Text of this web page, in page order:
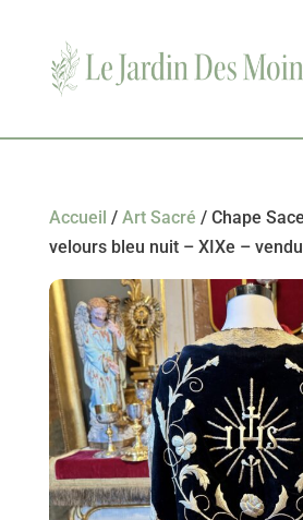
Accueil / Art Sacré / Chape
velours bleu nuit – XIXe –